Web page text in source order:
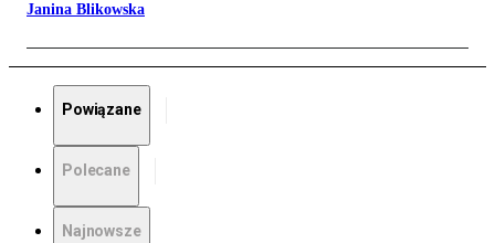
Janina Blikowska
Powiązane
Polecane
Najnowsze